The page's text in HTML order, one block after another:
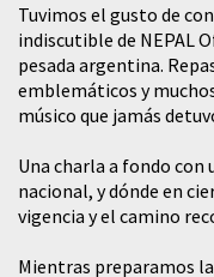
Tuvimos el gusto de
indiscutible de NEPAL
pesada argentina.
emblemáticos y
músico que jamás
​Una charla a fondo
nacional, y dónde en
vigencia y el camino
Mientras preparamos